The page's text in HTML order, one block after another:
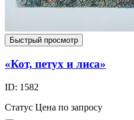
Быстрый просмотр
«Кот, петух и лиса»
ID: 1582
Статус Цена по запросу